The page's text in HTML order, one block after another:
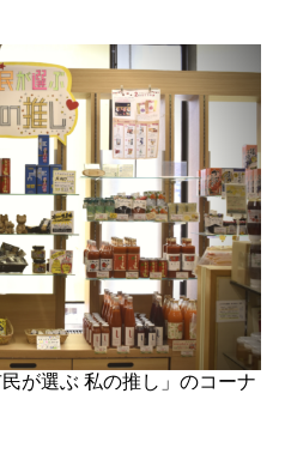
が選ぶ 私の推し」のコーナ